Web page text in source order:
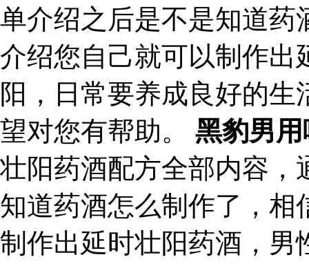
单介绍之后是不是知道药
介绍您自己就可以制作出
阳，日常要养成良好的
望对您有帮助。 黑豹男
壮阳药酒配方全部内容，
知道药酒怎么制作了，相
制作出延时壮阳药酒，男